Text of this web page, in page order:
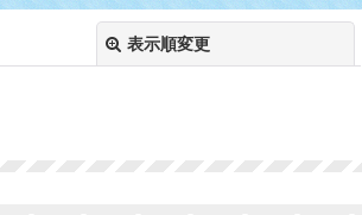
表示順変更